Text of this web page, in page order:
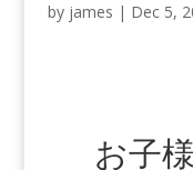
by james | Dec 5,
お子